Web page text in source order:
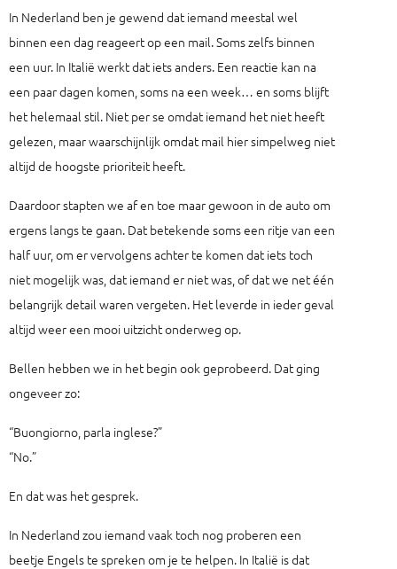
In Nederland ben je gewend dat iemand meestal wel
binnen een dag reageert op een mail. Soms zelfs binnen
een uur. In Italië werkt dat iets anders. Een reactie kan na
een paar dagen komen, soms na een week… en soms blijft
het helemaal stil. Niet per se omdat iemand het niet heeft
gelezen, maar waarschijnlijk omdat mail hier simpelweg niet
altijd de hoogste prioriteit heeft.
Daardoor stapten we af en toe maar gewoon in de auto om
ergens langs te gaan. Dat betekende soms een ritje van een
half uur, om er vervolgens achter te komen dat iets toch
niet mogelijk was, dat iemand er niet was, of dat we net één
belangrijk detail waren vergeten. Het leverde in ieder geval
altijd weer een mooi uitzicht onderweg op.
Bellen hebben we in het begin ook geprobeerd. Dat ging
ongeveer zo:
“Buongiorno, parla inglese?”
“No.”
En dat was het gesprek.
In Nederland zou iemand vaak toch nog proberen een
beetje Engels te spreken om je te helpen. In Italië is dat